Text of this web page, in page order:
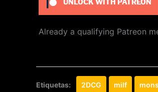
UNLOCK WITH PATREON
Already a qualifying Patreon
Etiquetas: 2DCG milf